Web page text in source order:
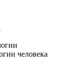
человека